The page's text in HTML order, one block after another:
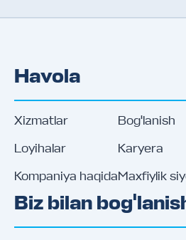
Havola
Xizmatlar
Loyihalar
Kompaniya haqida
Bog'lanish
Karyera
Maxfiylik
Biz bilan